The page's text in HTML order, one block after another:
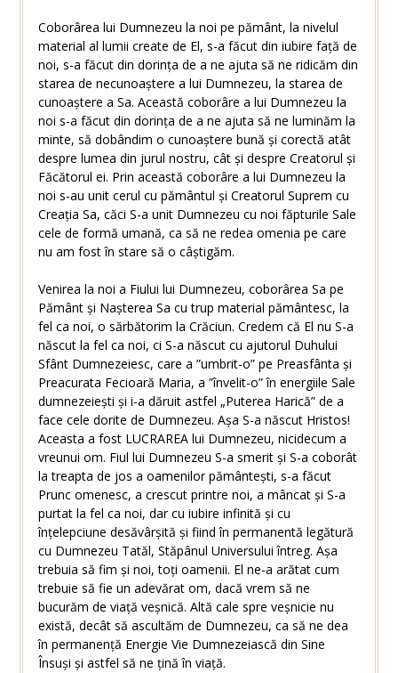
Coborârea lui Dumnezeu la noi pe pământ, la nivelul
material al lumii create de El, s-a făcut din iubire față de
noi, s-a făcut din dorința de a ne ajuta să ne ridicăm din
starea de necunoaștere a lui Dumnezeu, la starea de
cunoaștere a Sa. Această coborâre a lui Dumnezeu la
noi s-a făcut din dorința de a ne ajuta să ne luminăm la
minte, să dobândim o cunoaștere bună și corectă atât
despre lumea din jurul nostru, cât și despre Creatorul și
Făcătorul ei. Prin această coborâre a lui Dumnezeu la
noi s-au unit cerul cu pământul și Creatorul Suprem cu
Creația Sa, căci S-a unit Dumnezeu cu noi făpturile Sale
cele de formă umană, ca să ne redea omenia pe care
nu am fost în stare să o câștigăm.
Venirea la noi a Fiului lui Dumnezeu, coborârea Sa pe
Pământ și Nașterea Sa cu trup material pământesc, la
fel ca noi, o sărbătorim la Crăciun. Credem că El nu S-a
născut la fel ca noi, ci S-a născut cu ajutorul Duhului
Sfânt Dumnezeiesc, care a ”umbrit-o” pe Preasfânta și
Preacurata Fecioară Maria, a ”învelit-o” în energiile Sale
dumnezeiești și i-a dăruit astfel „Puterea Harică” de a
face cele dorite de Dumnezeu. Așa S-a născut Hristos!
Aceasta a fost LUCRAREA lui Dumnezeu, nicidecum a
vreunui om. Fiul lui Dumnezeu S-a smerit și S-a coborât
la treapta de jos a oamenilor pământești, s-a făcut
Prunc omenesc, a crescut printre noi, a mâncat și S-a
purtat la fel ca noi, dar cu iubire infinită și cu
înțelepciune desăvârșită și fiind în permanentă legătură
cu Dumnezeu Tatăl, Stăpânul Universului întreg. Așa
trebuia să fim și noi, toți oamenii. El ne-a arătat cum
trebuie să fie un adevărat om, dacă vrem să ne
bucurăm de viață veșnică. Altă cale spre veșnicie nu
există, decât să ascultăm de Dumnezeu, ca să ne dea
în permanență Energie Vie Dumnezeiască din Sine
Însuși și astfel să ne țină în viață.